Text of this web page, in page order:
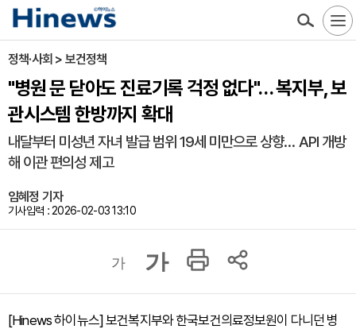
정책·사회 > 보건정책
"병원 문 닫아도 진료기록 걱정 없다"… 복지부, 보
관시스템 한방까지 확대
내달부터 미성년 자녀 발급 범위 19세 미만으로 상향… API 개방
해 이관 편의성 제고
임혜정 기자
기사입력 : 2026-02-03 13:10
가 가
[Hinews 하이뉴스] 보건복지부와 한국보건의료정보원이 다니던 병